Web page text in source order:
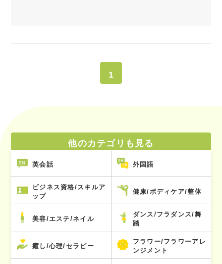
1
他のカテゴリも見る
英会話 外国語
ビジネス資格/スキルア
ップ
健康/ボディケア/整体
美容/エステ/ネイル
ダンス/フラダンス/舞
踏
癒し/心理/セラピー
フラワー/フラワーアレ
ンジメント